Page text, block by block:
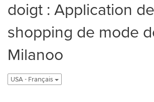
doigt : Application de
shopping de mode
Milanoo
USA - Français